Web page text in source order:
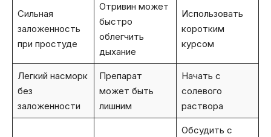
Сильная
заложенность
при простуде
Отривин может
быстро
облегчить
дыхание
Использовать
коротким
курсом
Легкий насморк
без
заложенности
Препарат
может быть
лишним
Начать с
солевого
раствора
Обсудить с